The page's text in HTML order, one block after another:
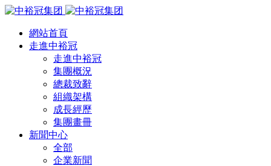
網站首頁
走進中裕冠
走進中裕冠
集團概況
總裁致辭
組織架構
成長經歷
集團畫冊
新聞中心
全部
企業新聞